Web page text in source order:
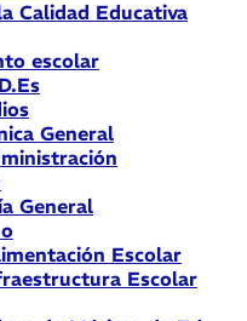
Calidad Educativa
escolar
General
General
Escolar
Escolar